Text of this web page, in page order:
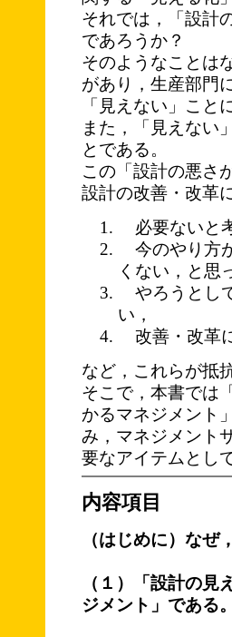
それでは，「設計
であろうか？
そのようなことは
があり，生産部門
「見えない」こと
また，「見えない
とである。
この「設計の悪さ
設計の改善・改革
必要ないと
今のやり方
くない，と思
やろうとし
い，
改善・改革
など，これらが抵
そこで，本書では
かるマネジメント
み，マネジメント
要なアイテムとし
内容項目
（はじめに）な
（１）「設計の
ジメント」である。